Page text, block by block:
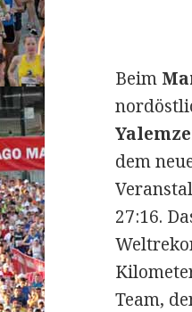
Beim
dem
27:16.
Team,